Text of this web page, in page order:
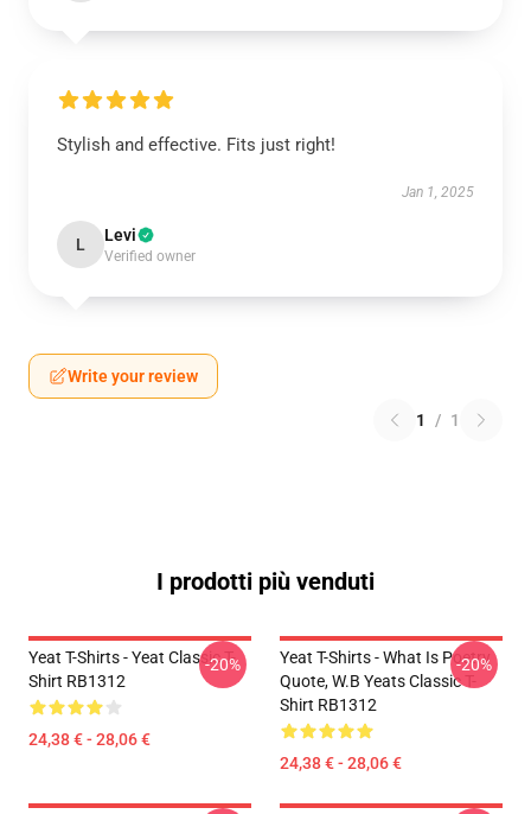
Stylish and effective. Fits just right!
Jan 1, 2025
L Levi
Verified owner
Write your review
1 / 1
I prodotti più venduti
Yeat T-Shirts - Yeat Classic T-
Shirt RB1312
24,38 € - 28,06 €
-20%
Yeat T-Shirts - What Is Poetry
Quote, W.B Yeats Classic T-
Shirt RB1312
24,38 € - 28,06 €
-20%